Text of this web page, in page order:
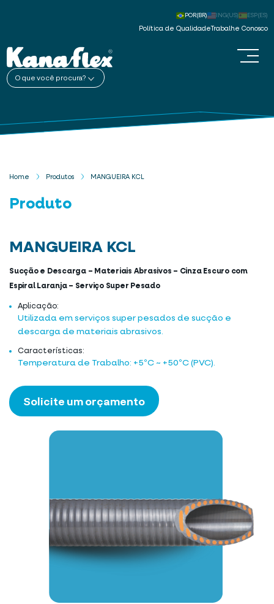
Política de Qualidade Trabalhe Conosco
POR(BR) ING(US) ESP(ES)
O que você procura?
Home Produtos MANGUEIRA KCL
Produto
MANGUEIRA KCL
Sucção e Descarga – Materiais Abrasivos – Cinza Escuro com
Espiral Laranja – Serviço Super Pesado
Aplicação:
Utilizada em serviços super pesados de sucção e
descarga de materiais abrasivos.
Características:
Temperatura de Trabalho: +5ºC ~ +50ºC (PVC).
Solicite um orçamento